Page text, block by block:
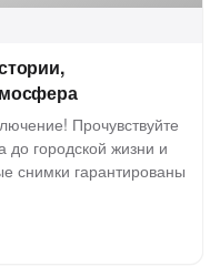
Прочувствуйте
городской жизни и
снимки гарантированы